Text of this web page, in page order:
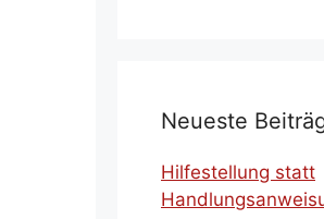
Neueste
Hilfestellung statt